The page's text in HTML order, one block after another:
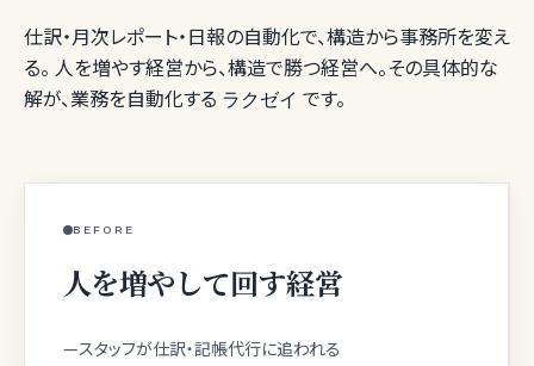
仕訳・月次レポート・日報の自動化で、構造から事務所を変え
る。 人を増やす経営から、構造で勝つ経営へ。その具体的な
解が、業務を自動化する ラクゼイ です。
BEFORE
人を増やして回す経営
—スタッフが仕訳・記帳代行に追われる